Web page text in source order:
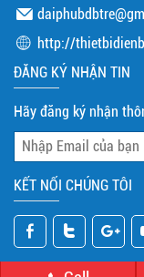
http://
ĐĂNG KÝ NHẬN TIN
Hãy đăng ký nhận
KẾT NỐI CHÚNG TÔI